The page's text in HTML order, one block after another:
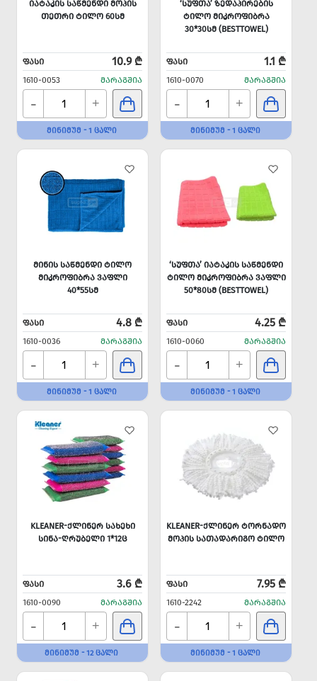
ᲘᲐᲢᲐᲙᲘᲡ ᲡᲐᲬᲛᲔᲜᲓᲘ ᲛᲝᲞᲘᲡ
ᲗᲔᲗᲠᲘ ᲢᲘᲚᲝ 60ᲡᲛ
ᲤᲐᲡᲘ 10.9 ₾
1610-0053 ᲛᲐᲠᲐᲒᲨᲘᲐ
- +
ᲛᲘᲜᲘᲛᲣᲛ - 1 ᲪᲐᲚᲘ
‘ᲡᲣᲤᲗᲐ’ ᲖᲔᲓᲐᲞᲘᲠᲔᲑᲘᲡ
ᲢᲘᲚᲝ ᲛᲘᲙᲠᲝᲤᲘᲑᲠᲐ
30*30ᲡᲛ (BESTTOWEL)
ᲤᲐᲡᲘ 1.1 ₾
1610-0070 ᲛᲐᲠᲐᲒᲨᲘᲐ
- +
ᲛᲘᲜᲘᲛᲣᲛ - 1 ᲪᲐᲚᲘ
ᲛᲘᲜᲘᲡ ᲡᲐᲬᲛᲔᲜᲓᲘ ᲢᲘᲚᲝ
ᲛᲘᲙᲠᲝᲤᲘᲑᲠᲐ ᲕᲐᲤᲚᲘ
40*55ᲡᲛ
ᲤᲐᲡᲘ 4.8 ₾
1610-0036 ᲛᲐᲠᲐᲒᲨᲘᲐ
- +
ᲛᲘᲜᲘᲛᲣᲛ - 1 ᲪᲐᲚᲘ
‘ᲡᲣᲤᲗᲐ’ ᲘᲐᲢᲐᲙᲘᲡ ᲡᲐᲬᲛᲔᲜᲓᲘ
ᲢᲘᲚᲝ ᲛᲘᲙᲠᲝᲤᲘᲑᲠᲐ ᲕᲐᲤᲚᲘ
50*80ᲡᲛ (BESTTOWEL)
ᲤᲐᲡᲘ 4.25 ₾
1610-0060 ᲛᲐᲠᲐᲒᲨᲘᲐ
- +
ᲛᲘᲜᲘᲛᲣᲛ - 1 ᲪᲐᲚᲘ
KLEANER-ᲥᲚᲘᲜᲔᲠ ᲡᲐᲮᲔᲮᲘ
ᲡᲘᲜᲐ-ᲦᲠᲣᲑᲔᲚᲘ 1*12Ც
ᲤᲐᲡᲘ 3.6 ₾
1610-0090 ᲛᲐᲠᲐᲒᲨᲘᲐ
- +
ᲛᲘᲜᲘᲛᲣᲛ - 12 ᲪᲐᲚᲘ
KLEANER-ᲥᲚᲘᲜᲔᲠ ᲢᲝᲠᲜᲐᲓᲝ
ᲛᲝᲞᲘᲡ ᲡᲐᲗᲐᲓᲐᲠᲘᲒᲝ ᲢᲘᲚᲝ
ᲤᲐᲡᲘ 7.95 ₾
1610-2242 ᲛᲐᲠᲐᲒᲨᲘᲐ
- +
ᲛᲘᲜᲘᲛᲣᲛ - 1 ᲪᲐᲚᲘ